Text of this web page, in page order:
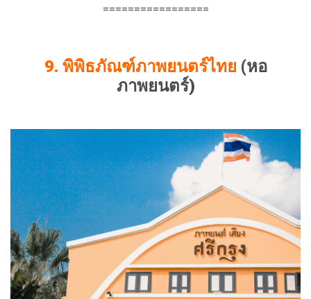
=================
9. พิพิธภัณฑ์ภาพยนตร์ไทย (หอ
ภาพยนตร์)